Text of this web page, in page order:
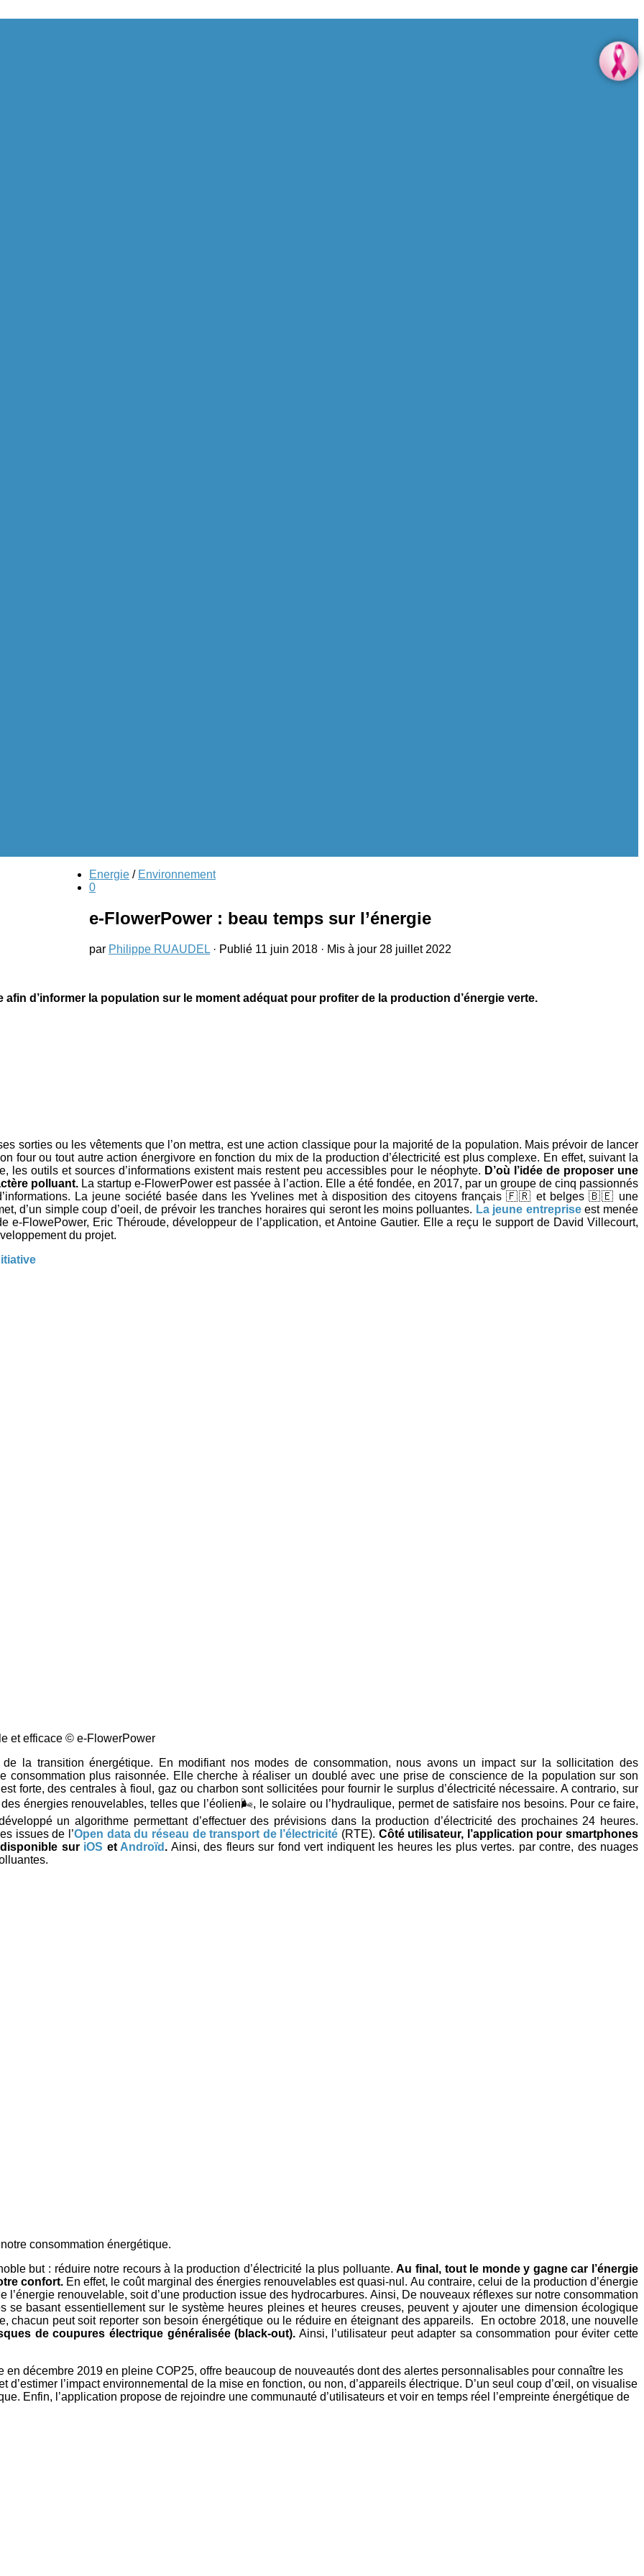
Energie / Environnement
0
e-FlowerPower : beau temps sur l’énergie
par Philippe RUAUDEL · Publié 11 juin 2018 · Mis à jour 28 juillet 2022
d’informer la population sur le moment adéquat pour profiter de la production d’énergie verte.
sorties ou les vêtements que l’on mettra, est une action classique pour la majorité de la population. Mais prévoir de lancer
four ou tout autre action énergivore en fonction du mix de la production d’électricité est plus complexe. En effet, suivant la
les outils et sources d’informations existent mais restent peu accessibles pour le néophyte. D’où l’idée de proposer une
polluant. La startup e-FlowerPower est passée à l’action. Elle a été fondée, en 2017, par un groupe de cinq passionnés
La jeune société basée dans les Yvelines met à disposition des citoyens français 🇫🇷 et belges 🇧🇪 une
d’un simple coup d’oeil, de prévoir les tranches horaires qui seront les moins polluantes. La jeune entrepriseest menée
e-FlowePower, Eric Théroude, développeur de l’application, et Antoine Gautier. Elle a reçu le support de David Villecourt,
du projet.
et efficace © e-FlowerPower
la transition énergétique. En modifiant nos modes de consommation, nous avons un impact sur la sollicitation des
consommation plus raisonnée. Elle cherche à réaliser un doublé avec une prise de conscience de la population sur son
forte, des centrales à fioul, gaz ou charbon sont sollicitées pour fournir le surplus d’électricité nécessaire. A contrario, sur
énergies renouvelables, telles que l’éolien🌬, le solaire ou l’hydraulique, permet de satisfaire nos besoins. Pour ce faire,
un algorithme permettant d’effectuer des prévisions dans la production d’électricité des prochaines 24 heures.
issues de l’Open data du réseau de transport de l’électricité (RTE). Côté utilisateur, l’application pour smartphones
sur iOS et Androïd . Ainsi, des fleurs sur fond vert indiquent les heures les plus vertes. par contre, des nuages
consommation énergétique.
but : réduire notre recours à la production d’électricité la plus polluante.Au final, tout le monde y gagne car l’énergie
confort.En effet, le coût marginal des énergies renouvelables est quasi-nul. Au contraire, celui de la production d’énergie
renouvelable, soit d’une production issue des hydrocarbures. Ainsi, De nouveaux réflexes sur notre consommation
se basant essentiellement sur le système heures pleines et heures creuses, peuvent y ajouter une dimension écologique
chacun peut soit reporter son besoin énergétique ou le réduire en éteignant des appareils. En octobre 2018, une nouvelle
de coupures électrique généralisée (black-out). Ainsi, l’utilisateur peut adapter sa consommation pour éviter cette
en décembre 2019 en pleine COP25, offre beaucoup de nouveautés dont des alertes personnalisables pour connaître les
l’impact environnemental de la mise en fonction, ou non, d’appareils électrique. D’un seul coup d’œil, on visualise
Enfin, l’application propose de rejoindre une communauté d’utilisateurs et voir en temps réel l’empreinte énergétique de